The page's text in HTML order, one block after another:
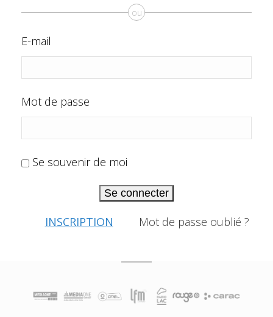
ou
E-mail
Mot de passe
Se souvenir de moi
Se connecter
INSCRIPTION Mot de passe oublié ?